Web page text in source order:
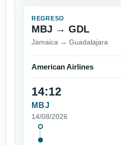
REGRESO
MBJ → GDL
Jamaica → Guadalajara
American Airlines
14:12
MBJ
14/08/2026